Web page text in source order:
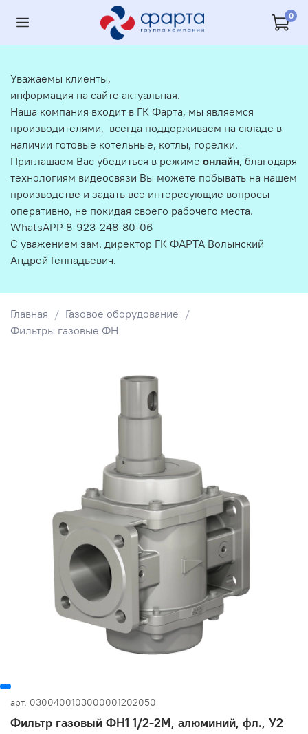
0
Главная
Газовое оборудование
Фильтры газовые ФН
арт. 0300400103000001202050
Фильтр газовый ФН1 1/2-2М, алюминий, фл., У2
Уважаемы клиенты,
информация на сайте актуальная.
Наша компания входит в ГК Фарта, мы являемся
производителями, всегда поддерживаем на складе в
наличии готовые котельные, котлы, горелки.
Приглашаем Вас убедиться в режиме онлайн, благодаря
технологиям видеосвязи Вы можете побывать на нашем
производстве и задать все интересующие вопросы
оперативно, не покидая своего рабочего места.
WhatsAPP 8-923-248-80-06
С уважением зам. директор ГК ФАРТА Волынский
Андрей Геннадьевич.